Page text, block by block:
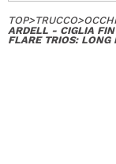
TOP>TRUCCO>OCCHI
ARDELL - CIGLIA
FLARE TRIOS: LONG